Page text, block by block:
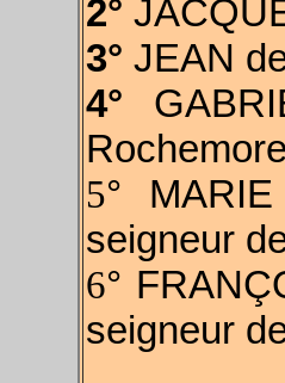
2°
3° JEAN
4°
5°
seigneur
6°
seigneur